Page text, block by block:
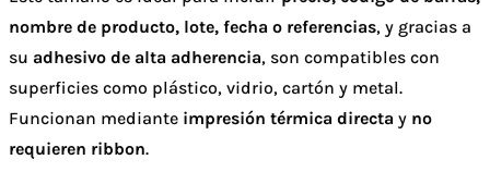
nombre de producto, lote, fecha o referencias, y gracias a
su adhesivo de alta adherencia, son compatibles con
superficies como plástico, vidrio, cartón y metal.
Funcionan mediante impresión térmica directa y no
requieren ribbon.